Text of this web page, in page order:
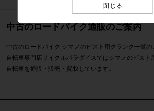
閉じる
中古のロードバイク通販のご案内
中古のロードバイク シマノのピスト用クランク一覧の
自転車専門店サイクルパラダイスではシマノのピスト
自転車を通販・販売・買取しています。